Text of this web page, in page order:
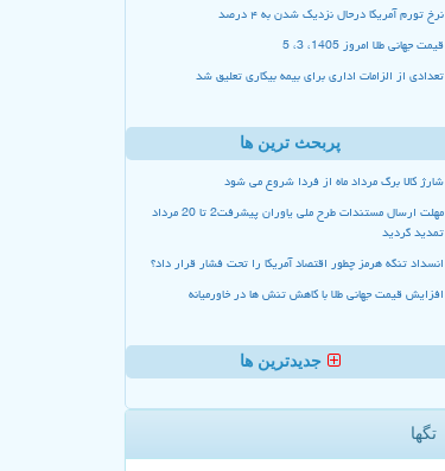
نرخ تورم آمریکا درحال نزدیک شدن به ۴ درصد
قیمت جهانی طلا امروز 1405، 3، 5
تعدادی از الزامات اداری برای بیمه بیکاری تعلیق شد
پربحث ترین ها
شارژ کالا برگ مرداد ماه از فردا شروع می شود
مهلت ارسال مستندات طرح ملی یاوران پیشرفت2 تا 20 مرداد
تمدید گردید
انسداد تنگه هرمز چطور اقتصاد آمریکا را تحت فشار قرار داد؟
افزایش قیمت جهانی طلا با کاهش تنش ها در خاورمیانه
جدیدترین ها
تگها